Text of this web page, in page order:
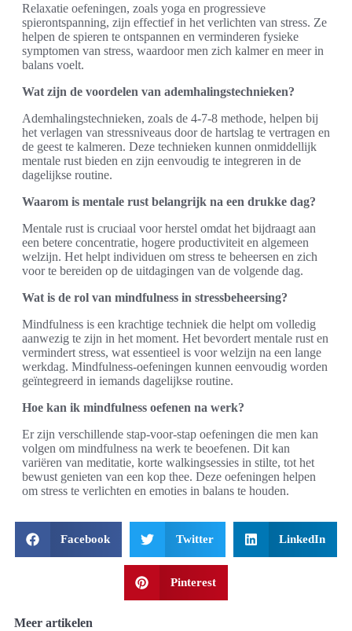
Relaxatie oefeningen, zoals yoga en progressieve
spierontspanning, zijn effectief in het verlichten van stress. Ze
helpen de spieren te ontspannen en verminderen fysieke
symptomen van stress, waardoor men zich kalmer en meer in
balans voelt.
Wat zijn de voordelen van ademhalingstechnieken?
Ademhalingstechnieken, zoals de 4-7-8 methode, helpen bij
het verlagen van stressniveaus door de hartslag te vertragen en
de geest te kalmeren. Deze technieken kunnen onmiddellijk
mentale rust bieden en zijn eenvoudig te integreren in de
dagelijkse routine.
Waarom is mentale rust belangrijk na een drukke dag?
Mentale rust is cruciaal voor herstel omdat het bijdraagt aan
een betere concentratie, hogere productiviteit en algemeen
welzijn. Het helpt individuen om stress te beheersen en zich
voor te bereiden op de uitdagingen van de volgende dag.
Wat is de rol van mindfulness in stressbeheersing?
Mindfulness is een krachtige techniek die helpt om volledig
aanwezig te zijn in het moment. Het bevordert mentale rust en
vermindert stress, wat essentieel is voor welzijn na een lange
werkdag. Mindfulness-oefeningen kunnen eenvoudig worden
geïntegreerd in iemands dagelijkse routine.
Hoe kan ik mindfulness oefenen na werk?
Er zijn verschillende stap-voor-stap oefeningen die men kan
volgen om mindfulness na werk te beoefenen. Dit kan
variëren van meditatie, korte walkingsessies in stilte, tot het
bewust genieten van een kop thee. Deze oefeningen helpen
om stress te verlichten en emoties in balans te houden.
Facebook Twitter LinkedIn
Pinterest
Meer artikelen